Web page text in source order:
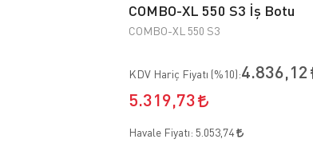
COMBO-XL 550 S3 İş Botu
COMBO-XL 550 S3
KDV Hariç Fiyatı (%10):4.836,12
5.319,73
Havale Fiyatı: 5.053,74